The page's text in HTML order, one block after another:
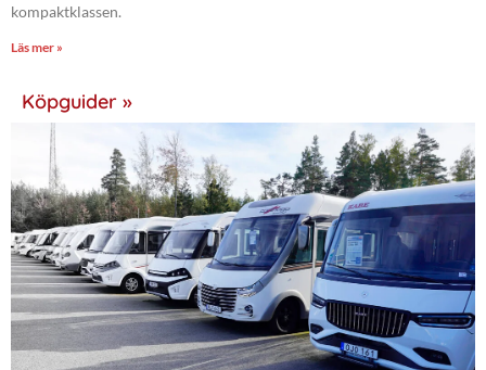
kompaktklassen.
Läs mer »
Köpguider »